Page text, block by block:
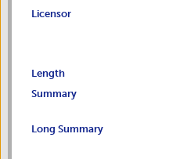
Licensor
Length
Summary
Long Summary